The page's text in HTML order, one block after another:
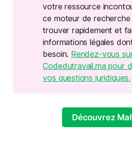
votre ressource
ce moteur de
trouver rapidement et
informations légales
besoin. Rendez-vous
Codedutravail.ma pour
vos questions juridiques.
Découvrez